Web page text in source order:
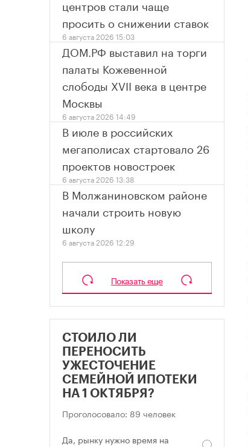
центров стали чаще
просить о снижении ставок
6 августа 2026 15:03
ДОМ.РФ выставил на торги
палаты Кожевенной
слободы XVII века в центре
Москвы
6 августа 2026 14:49
В июле в российских
мегаполисах стартовало 26
проектов новостроек
6 августа 2026 13:38
В Молжаниновском районе
начали строить новую
школу
6 августа 2026 12:29
Показать еще
СТОИЛО ЛИ
ПЕРЕНОСИТЬ
УЖЕСТОЧЕНИЕ
СЕМЕЙНОЙ ИПОТЕКИ
НА 1 ОКТЯБРЯ?
Проголосовало: 89 человек
Да, рынку нужно время на